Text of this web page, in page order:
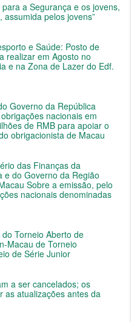
a Segurança e os jovens,
assumida pelos jovens”
e Saúde: Posto de
realizar em Agosto no
e na Zona de Lazer do Edf.
Governo da República
nacionais em
de RMB para apoiar o
obrigacionista de Macau
das Finanças da
e do Governo da Região
Sobre a emissão, pelo
nacionais denominadas
Torneio Aberto de
Macau de Torneio
de Série Junior
a ser cancelados; os
as atualizações antes da